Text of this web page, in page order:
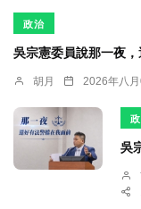
政治
吳宗憲委員說那一夜
胡月 2026年八
吳